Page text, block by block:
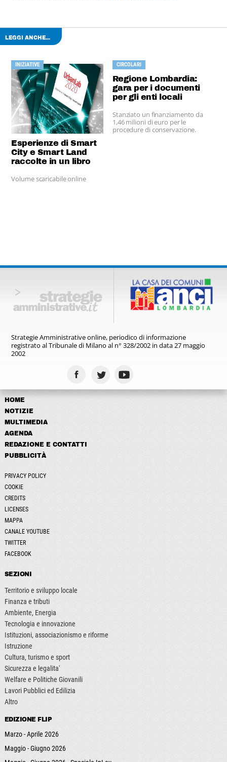
LEGGI ANCHE...
INIZIATIVE
Esperienze di Smart
City e Smart Land
raccolte in un libro
Volume scaricabile online
CIRCOLARI
Regione Lombardia:
gara per i documenti
per gli enti locali
Stanziato un finanziamento da
1,46 milioni di euro per le
procedure di conservazione.
Strategie Amministrative online, periodico di informazione
registratoal Tribunale di Milano al n° 328/2002 in data 27 maggio
2002
HOME
NOTIZIE
MULTIMEDIA
AGENDA
REDAZIONE E CONTATTI
PUBBLICITÀ
PRIVACY POLICY
COOKIE
CREDITS
LICENSES
MAPPA
CANALE YOUTUBE
TWITTER
FACEBOOK
SEZIONI
Territorio e sviluppo locale
Finanza e tributi
Ambiente, Energia
Tecnologia e innovazione
Istituzioni, associazionismo e riforme
Istruzione
Cultura, turismo e sport
Sicurezza e legalita'
Welfare e Politiche Giovanili
Lavori Pubblici ed Edilizia
Altro
EDIZIONE FLIP
Marzo - Aprile 2026
Maggio - Giugno 2026